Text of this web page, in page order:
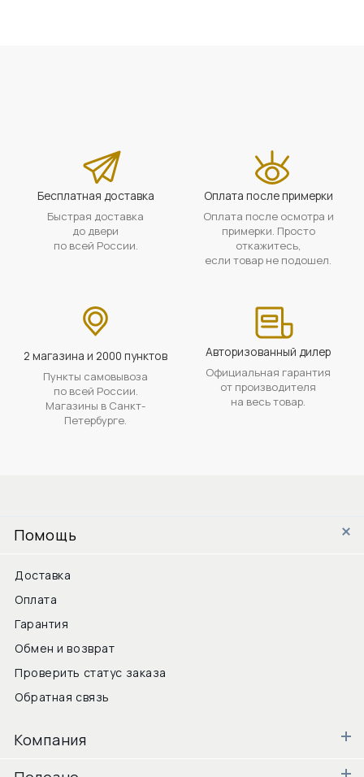
Бесплатная доставка
Быстрая доставка
до двери
по всей России.
Оплата после примерки
Оплата после осмотра и
примерки. Просто
откажитесь,
если товар не подошел.
2 магазина и 2000 пунктов
Пункты самовывоза
по всей России.
Магазины в Санкт-
Петербурге.
Авторизованный дилер
Официальная гарантия
от производителя
на весь товар.
Помощь
Доставка
Оплата
Гарантия
Обмен и возврат
Проверить статус заказа
Обратная связь
Компания